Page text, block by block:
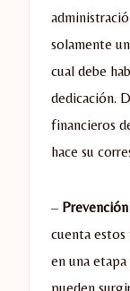
solamente
cual debe
dedicación.
financieros
hace su
–
cuenta estos
en una